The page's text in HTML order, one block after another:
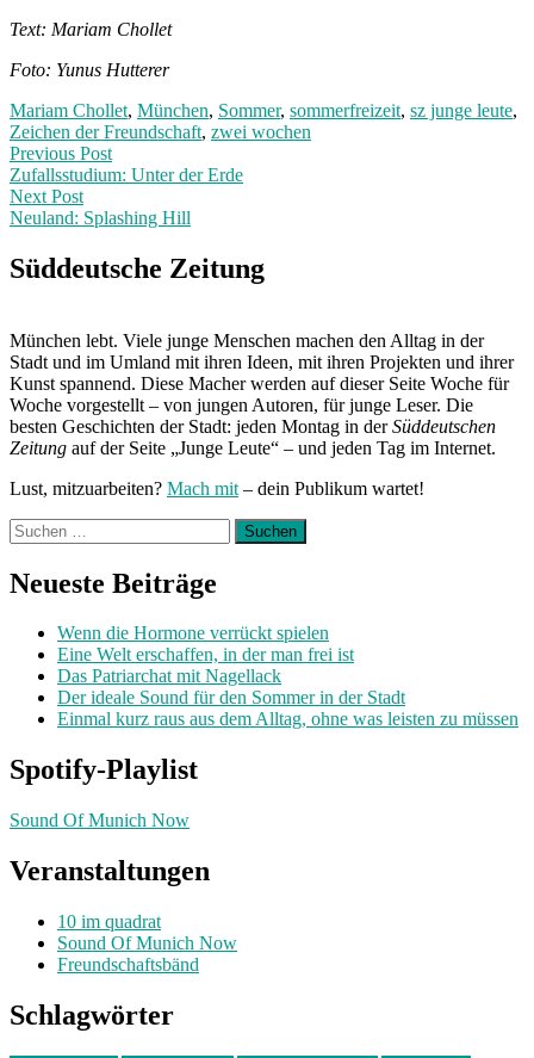
Text: Mariam Chollet
Foto: Yunus Hutterer
Mariam Chollet, München, Sommer, sommerfreizeit, sz junge leute,
Zeichen der Freundschaft, zwei wochen
Post
navigation
Previous PostPrevious
post:
Zufallsstudium: Unter der Erde
Next Post
Neuland: Splashing Hill
Post:
Süddeutsche Zeitung
München lebt. Viele junge Menschen machen den Alltag in der
Stadt und im Umland mit ihren Ideen, mit ihren Projekten und ihrer
Kunst spannend. Diese Macher werden auf dieser Seite Woche für
Woche vorgestellt – von jungen Autoren, für junge Leser. Die
besten Geschichten der Stadt: jeden Montag in derSüddeutschen
Zeitung auf der Seite „Junge Leute“ – und jeden Tag im Internet.
Lust, mitzuarbeiten? Mach mit – dein Publikum wartet!
Suchen
nach:
Neueste Beiträge
Wenn die Hormone verrückt spielen
Eine Welt erschaffen, in der man frei ist
Das Patriarchat mit Nagellack
Der ideale Sound für den Sommer in der Stadt
Einmal kurz raus aus dem Alltag, ohne was leisten zu müssen
Spotify-Playlist
Sound Of Munich Now
Veranstaltungen
10 im quadrat
Sound Of Munich Now
Freundschaftsbänd
Schlagwörter